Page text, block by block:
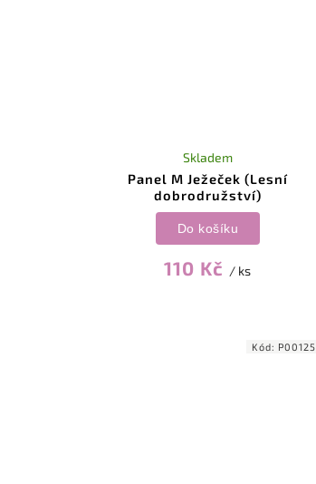
Panel M Ježeček (Lesní
dobrodružství)
Skladem
110 Kč / ks
Do košíku
Kód: P00125